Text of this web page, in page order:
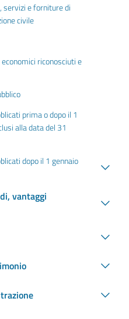
e forniture di
civile
riconosciuti e
prima o dopo il 1
alla data del 31
dopo il 1 gennaio
vantaggi